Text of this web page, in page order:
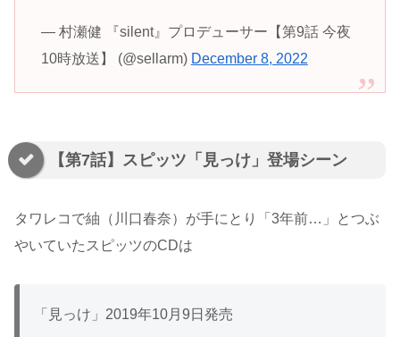
— 村瀬健 『silent』プロデューサー【第9話 今夜
10時放送】 (@sellarm) December 8, 2022
【第7話】スピッツ「見っけ」登場シーン
タワレコで紬（川口春奈）が手にとり「3年前…」とつぶ
やいていたスピッツのCDは
「見っけ」2019年10月9日発売